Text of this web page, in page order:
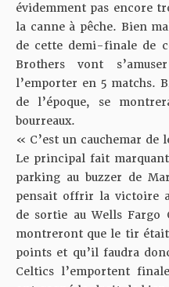
évidemment pas encore
la canne à pêche. Bien
de cette demi-finale de
Brothers vont
l’emporter en 5 matchs.
de l’époque, se
bourreaux.
« C’est un cauchemar
Le principal fait
parking au buzzer de
pensait offrir la victoire
de sortie au Wells Fargo
montreront que le tir
points et qu’il faudra
Celtics l’emportent